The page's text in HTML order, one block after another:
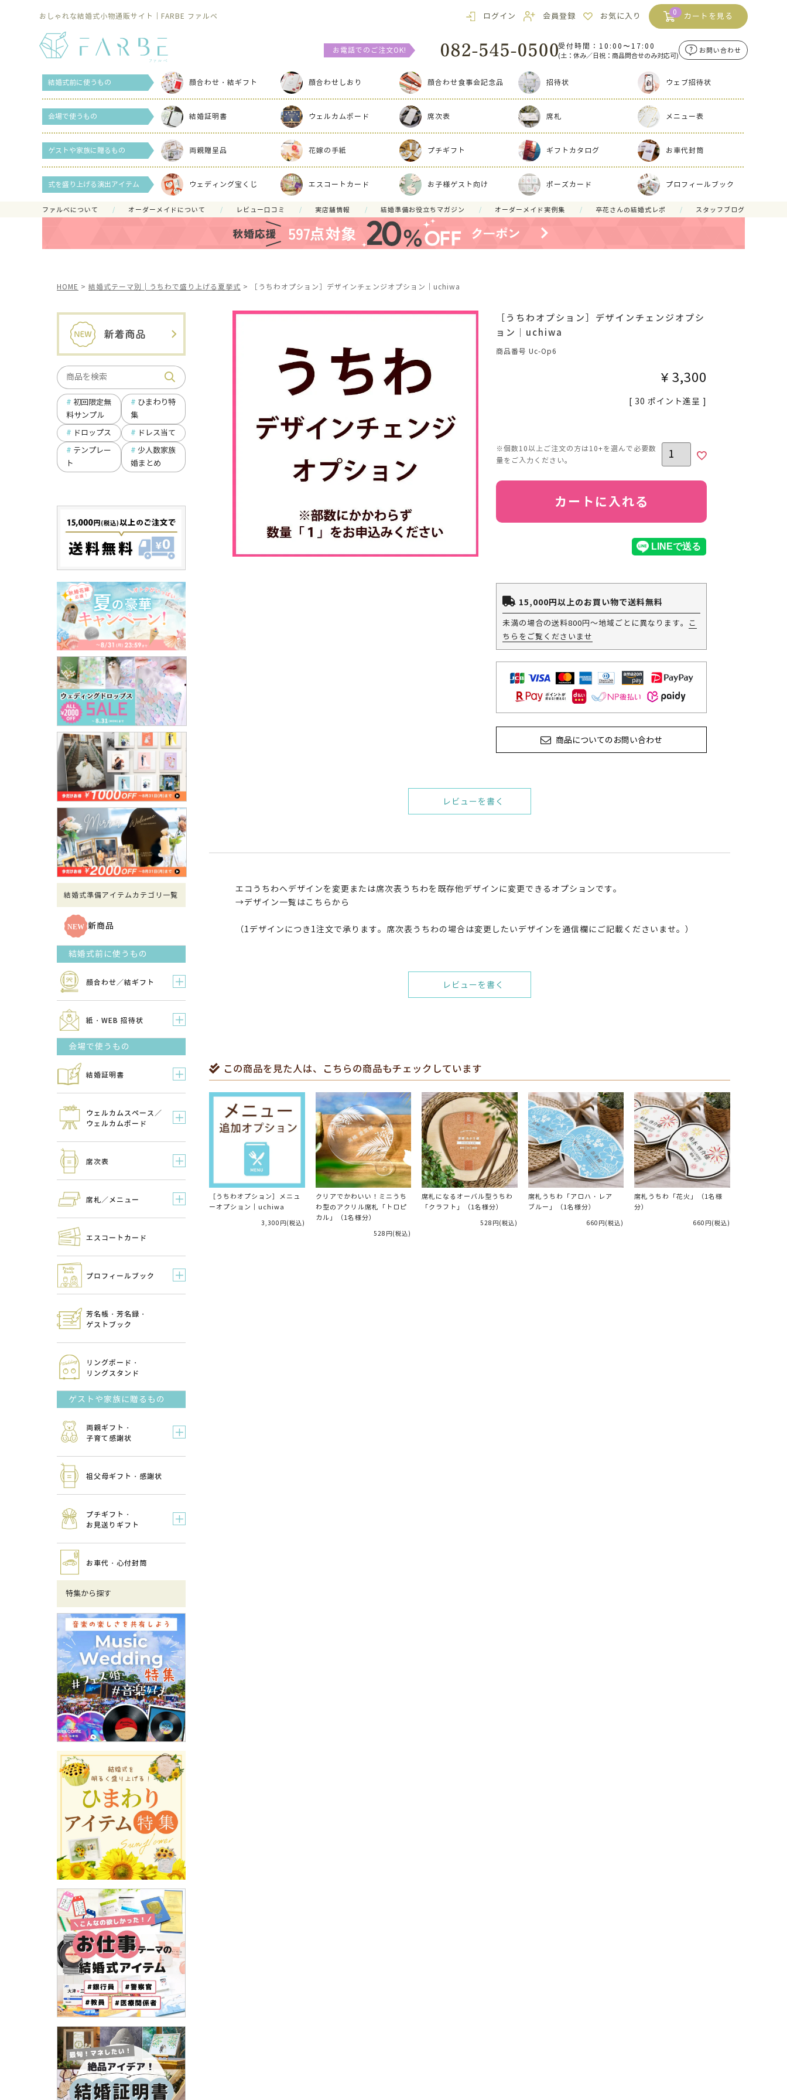
おしゃれな結婚式小物通販サイト｜FARBE ファルベ ログイン 会員登録 お気に入り 0 カートを見る
お電話でのご注文OK! 受付時間：10:00〜17:00
(土：休み／日祝：商品問合せのみ対応可)
お問い合わせ
結婚式前に使うもの 顔合わせ・結ギフト 顔合わせしおり 顔合わせ食事会記念品 招待状 ウェブ招待状
会場で使うもの 結婚証明書 ウェルカムボード 席次表 席札 メニュー表
ゲストや家族に贈るもの 両親贈呈品 花嫁の手紙 プチギフト ギフトカタログ お車代封筒
式を盛り上げる演出アイテム ウェディング宝くじ エスコートカード お子様ゲスト向け ポーズカード プロフィールブック
ファルべについて オーダーメイドについて レビュー口コミ 実店舗情報 結婚準備お役立ちマガジン オーダーメイド実例集 卒花さんの結婚式レポ スタッフブログ
HOME 結婚式テーマ別│うちわで盛り上げる夏挙式 ［うちわオプション］デザインチェンジオプション｜uchiwa
初回限定無
料サンプル
ひまわり特
集
ドロップス
ドレス当て
テンプレー
ト
少人数家族
婚まとめ
結婚式準備アイテムカテゴリ一覧
新商品
結婚式前に使うもの
顔合わせ／結ギフト
紙・WEB 招待状
会場で使うもの
結婚証明書
ウェルカムスペース／
ウェルカムボード
席次表
席札／メニュー
エスコートカード
プロフィールブック
芳名帳・芳名録・
ゲストブック
リングボード・
リングスタンド
ゲストや家族に贈るもの
両親ギフト・
子育て感謝状
祖父母ギフト・感謝状
プチギフト・
お見送りギフト
お車代・心付封筒
特集から探す
［うちわオプション］デザインチェンジオプシ
ョン｜uchiwa
商品番号 Uc-Op6
¥ 3,300
[ 30 ポイント進呈 ]
カートに入れる
15,000円以上のお買い物で送料無料
未満の場合の送料800円～地域ごとに異なります。
こ
ちらをご覧くださいませ
商品についてのお問い合わせ
レビューを書く
エコうちわへデザインを変更または席次表うちわを既存他デザインに変更できるオプションです。
→デザイン一覧はこちらから
（1デザインにつき1注文で承ります。席次表うちわの場合は変更したいデザインを通信欄にご記載くださいませ。）
レビューを書く
この商品を見た人は、こちらの商品もチェックしています
［うちわオプション］メニュ
ーオプション｜uchiwa
3,300円(税込)
クリアでかわいい！ミニうち
わ型のアクリル席札「トロピ
カル」（1名様分）
528円(税込)
席札になるオーバル型うちわ
「クラフト」（1名様分）
528円(税込)
席札うちわ「アロハ・レア
ブルー」（1名様分）
660円(税込)
席札うちわ「花火」（1名様
分）
660円(税込)